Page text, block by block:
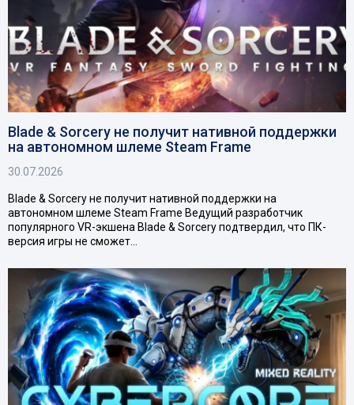
Blade & Sorcery не получит нативной поддержки
на автономном шлеме Steam Frame
30.07.2026
Blade & Sorcery не получит нативной поддержки на
автономном шлеме Steam Frame Ведущий разработчик
популярного VR-экшена Blade & Sorcery подтвердил, что ПК-
версия игры не сможет…